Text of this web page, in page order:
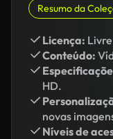
Resumo da
Licença:
Conteúdo:
HD.
novas
Níveis de